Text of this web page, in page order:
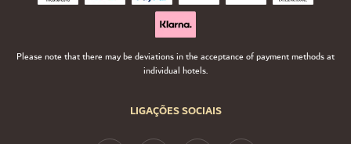
LIGAÇÕES SOCIAIS
Please note that there may be deviations in the acceptance of payment methods at
individual hotels.